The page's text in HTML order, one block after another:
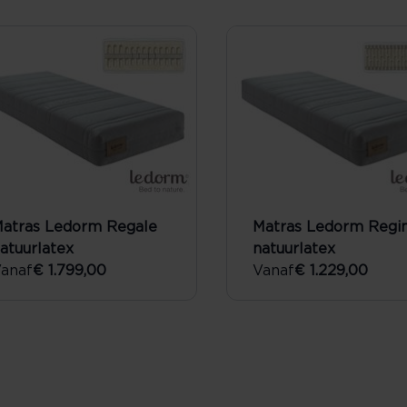
Ledorm Regale
€ 1.799,00
Matras Ledorm
natuurlatex
Vanaf€ 1.229,00